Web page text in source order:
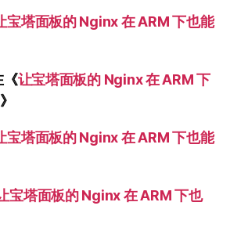
宝塔面板的 Nginx 在 ARM 下也能
《让宝塔面板的 Nginx 在 ARM 下
》
宝塔面板的 Nginx 在 ARM 下也能
宝塔面板的 Nginx 在 ARM 下也